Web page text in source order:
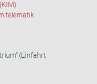
(Einfahrt